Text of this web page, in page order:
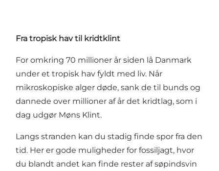
Fra tropisk hav til kridtklint
For omkring 70 millioner år siden lå Danmark
under et tropisk hav fyldt med liv. Når
mikroskopiske alger døde, sank de til bunds og
dannede over millioner af år det kridtlag, som i
dag udgør Møns Klint.
Langs stranden kan du stadig finde spor fra den
tid. Her er gode muligheder for fossiljagt, hvor
du blandt andet kan finde rester af søpindsvin